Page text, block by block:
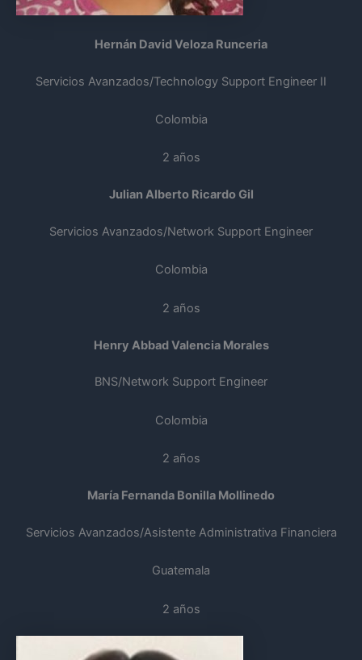
Hernán David Veloza Runceria
Servicios Avanzados/Technology Support Engineer II
Colombia
2 años
Julian Alberto Ricardo Gil
Servicios Avanzados/Network Support Engineer
Colombia
2 años
Henry Abbad Valencia Morales
BNS/Network Support Engineer
Colombia
2 años
María Fernanda Bonilla Mollinedo
Servicios Avanzados/Asistente Administrativa Financiera
Guatemala
2 años